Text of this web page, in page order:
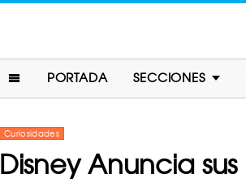
PORTADA SECCIONES
Curiosidades
Disney Anuncia